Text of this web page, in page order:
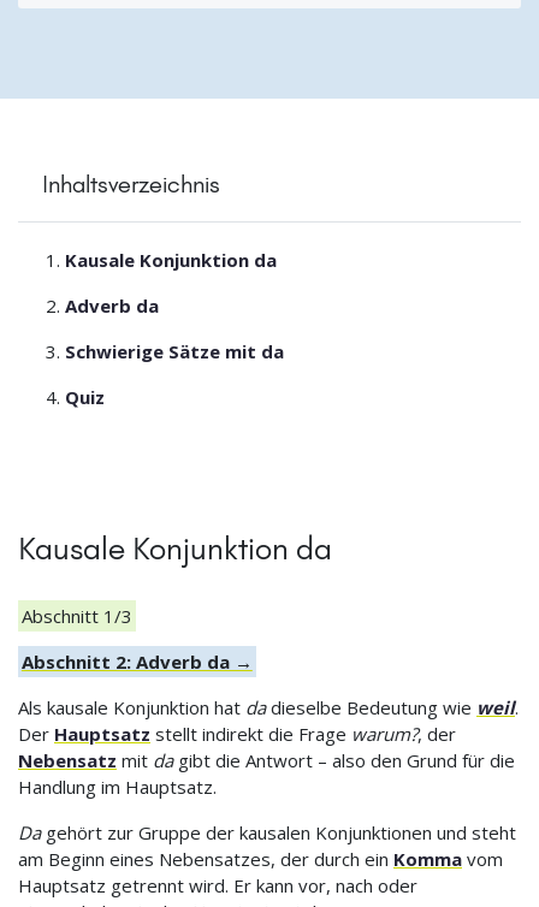
Inhaltsverzeichnis
Kausale Konjunktion da
Adverb da
Schwierige Sätze mit da
Quiz
Kausale Konjunktion da
Abschnitt 1/3
Abschnitt 2: Adverb da →
Als kausale Konjunktion hat dadieselbe Bedeutung wie weil.
Der Hauptsatz stellt indirekt die Frage warum?, der
Nebensatz mit dagibt die Antwort – also den Grund für die
Handlung im Hauptsatz.
Dagehört zur Gruppe der kausalen Konjunktionen und steht
am Beginn eines Nebensatzes, der durch ein Komma vom
Hauptsatz getrennt wird. Er kann vor, nach oder